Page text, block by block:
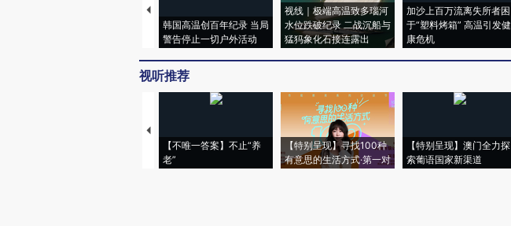
韩国高温创百年纪录 当局
警告停止一切户外活动
视线｜极端高温致多瑙河
水位跌破纪录 二战沉船与
猛犸象化石接连露出
加沙上百万流离失所者困
于“塑料烤箱” 高温引发健
康危机
视听推荐
【不唯一答案】不止“养
老”
【特别呈现】寻找100种
有意思的生活方式·第一对
【特别呈现】澳门全力探
索葡语国家新渠道